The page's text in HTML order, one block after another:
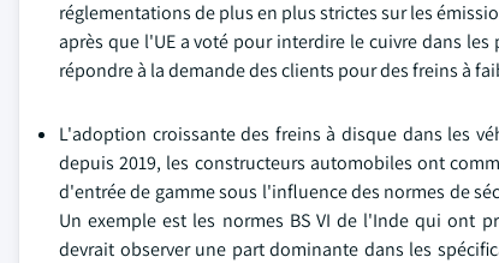
réglementations de plus en plus strictes sur les
après que l'UE a voté pour interdire le cuivre dans
répondre à la demande des clients pour des freins à
L'adoption croissante des freins à disque dans les
depuis 2019, les constructeurs automobiles ont
d'entrée de gamme sous l'influence des normes de
Un exemple est les normes BS VI de l'Inde qui ont
devrait observer une part dominante dans les